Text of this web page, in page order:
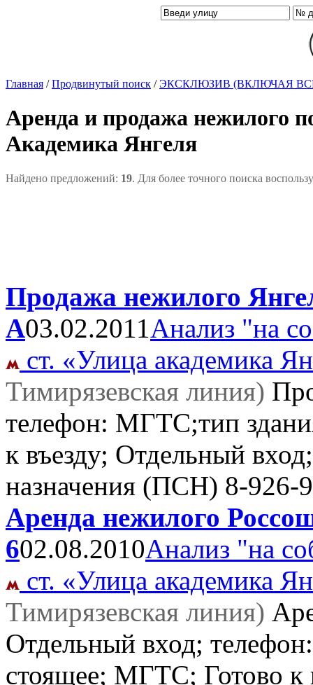
Главная /Продвинутый поиск /ЭКСКЛЮЗИВ (ВКЛЮЧАЯ
Аренда и продажа нежилого
Академика Янгеля
Найдено предложений: 19. Для более точного поиска
Продажа нежилого
А03.02.2011Анализ "на
ст. «Улица академика
Тимирязевская линия)
телефон: МГТС;тип
к въезду; Отдельный
назначения (ПСН) 8-926-
Аренда нежилого
602.08.2010Анализ "на
ст. «Улица академика
Тимирязевская линия)
Отдельный вход;
стоящее; МГТС; Готово к